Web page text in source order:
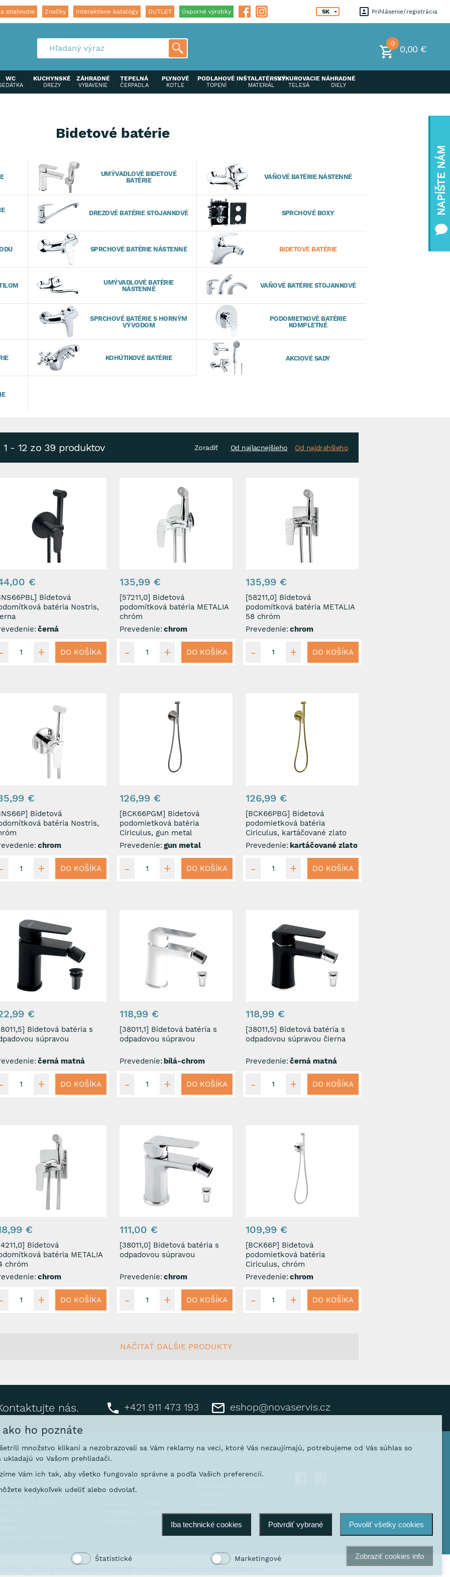
Prihlásenie registrácia
stiahnutie Značky Interaktívne katalógy OUTLET Úsporné výrobky SK
0
0,00 €
WC KUCHYNSKÉ
DREZY
ZÁHRADNÉ
VYBAVENIE
TEPELNÁ
ČERPADLA
PLYNOVÉ
KOTLE
PODLAHOVÉ
TOPENÍ
INŠTALATÉRSKÝ
MATERIÁL
VYKUROVACIE
TELESÁ
NÁHRADNÉ
DIELY
Bidetové batérie
UMÝVADLOVÉ BIDETOVÉ
BATÉRIE
VAŇOVÉ BATÉRIE NÁSTENNÉ
DREZOVÉ BATÉRIE STOJANKOVÉ SPRCHOVÉ BOXY
SPRCHOVÉ BATÉRIE NÁSTENNÉ BIDETOVÉ BATÉRIE
UMÝVADLOVÉ BATÉRIE
NÁSTENNÉ
VAŇOVÉ BATÉRIE STOJANKOVÉ
SPRCHOVÉ BATÉRIE S HORNÝM
VÝVODOM
PODOMIETKOVÉ BATÉRIE
KOMPLETNÉ
KOHÚTIKOVÉ BATÉRIE AKCIOVÉ SADY
1 - 12 zo 39 produktov Zoradiť Od najlacnejšieho Od najdrahšieho
€
Bidetová
batéria Nostris,
černá
DO KOŠÍKA
135,99 €
[57211,0] Bidetová
podomítková batéria METALIA
chróm
Prevedenie: chrom
DO KOŠÍKA
135,99 €
[58211,0] Bidetová
podomítková batéria METALIA
58 chróm
Prevedenie: chrom
DO KOŠÍKA
€
Bidetová
batéria Nostris,
chrom
DO KOŠÍKA
126,99 €
[BCK66PGM] Bidetová
podomietková batéria
Ciriculus, gun metal
Prevedenie: gun metal
DO KOŠÍKA
126,99 €
[BCK66PBG] Bidetová
podomietková batéria
Ciriculus, kartáčované zlato
Prevedenie: kartáčované zlato
DO KOŠÍKA
€
Bidetová batéria s
súpravou
černá matná
DO KOŠÍKA
118,99 €
[38011,1] Bidetová batéria s
odpadovou súpravou
Prevedenie: bílá-chrom
DO KOŠÍKA
118,99 €
[38011,5] Bidetová batéria s
odpadovou súpravou čierna
Prevedenie: černá matná
DO KOŠÍKA
€
Bidetová
batéria METALIA
chróm
chrom
DO KOŠÍKA
111,00 €
[38011,0] Bidetová batéria s
odpadovou súpravou
Prevedenie: chrom
DO KOŠÍKA
109,99 €
[BCK66P] Bidetová
podomietková batéria
Ciriculus, chróm
Prevedenie: chrom
DO KOŠÍKA
NAČITAŤ DALŠIE PRODUKTY
nás. +421 911 473 193 eshop@novaservis.cz
Pre zákazníkov
Prečo nakupovať u
Obchodné podmienky
Aktuality
Interaktívne katalógy
Galvanovňa
Stoláreň
Fotografie z výroby
O spoločnosti
Predstavenie firmy
Whistleblowing
Sledujte nás
NAPÍŠTE NÁM
ho poznáte
množstvo klikaní a nezobrazovali sa Vám reklamy na veci, ktoré Vás nezaujímajú, potrebujeme od Vás súhlas so
vo Vašom prehliadači.
Vám ich tak, aby všetko fungovalo správne a podľa Vašich preferencií.
kedykoľvek udeliť alebo odvolať.
Iba technické cookies Potvrdiť vybrané Povoliť všetky cookies
Štatistické Marketingové Zobraziť cookies info